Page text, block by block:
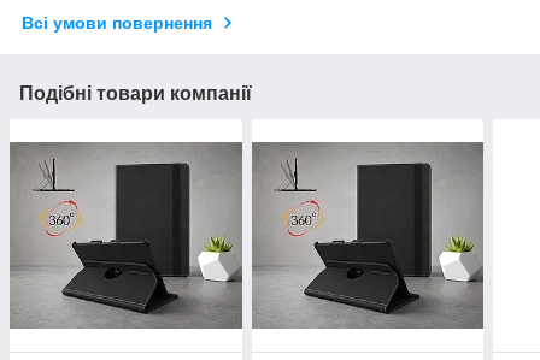
Всі умови повернення
Подібні товари компанії